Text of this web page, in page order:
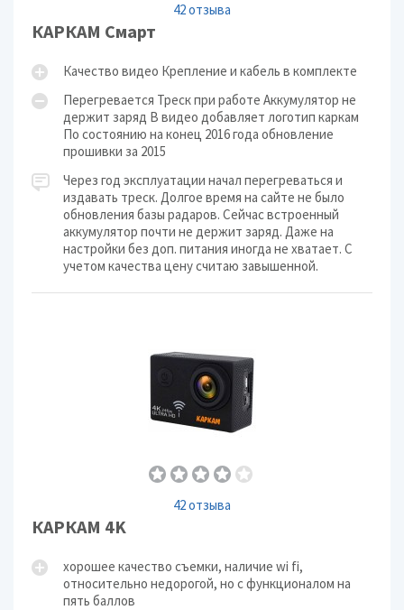
42 отзыва
КАРКАМ Смарт
Качество видео Крепление и кабель в комплекте
Перегревается Треск при работе Аккумулятор не
держит заряд В видео добавляет логотип каркам
По состоянию на конец 2016 года обновление
прошивки за 2015
Через год эксплуатации начал перегреваться и
издавать треск. Долгое время на сайте не было
обновления базы радаров. Сейчас встроенный
аккумулятор почти не держит заряд. Даже на
настройки без доп. питания иногда не хватает. С
учетом качества цену считаю завышенной.
42 отзыва
КАРКАМ 4K
хорошее качество съемки, наличие wi fi,
относительно недорогой, но с функционалом на
пять баллов